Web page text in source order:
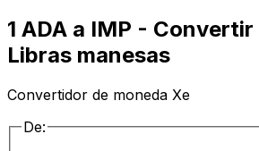
1 ADA a IMP -
Libras manesas
Convertidor de moneda Xe
De: